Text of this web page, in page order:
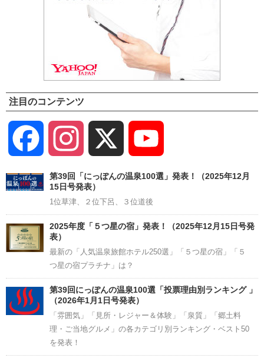
注目のコンテンツ
Facebook Instagram
Channel
第39回「にっぽんの温泉100選」発表！（2025年12月
15日号発表）
1位草津、２位下呂、３位道後
2025年度「５つ星の宿」発表！（2025年12月15日号発
表）
最新の「人気温泉旅館ホテル250選」「５つ星の宿」「５
つ星の宿プラチナ」は？
第39回にっぽんの温泉100選「投票理由別ランキング 」
（2026年1月1日号発表）
「雰囲気」「見所・レジャー＆体験」「泉質」「郷土料
理・ご当地グルメ」の各カテゴリ別ランキング・ベスト50
を発表！